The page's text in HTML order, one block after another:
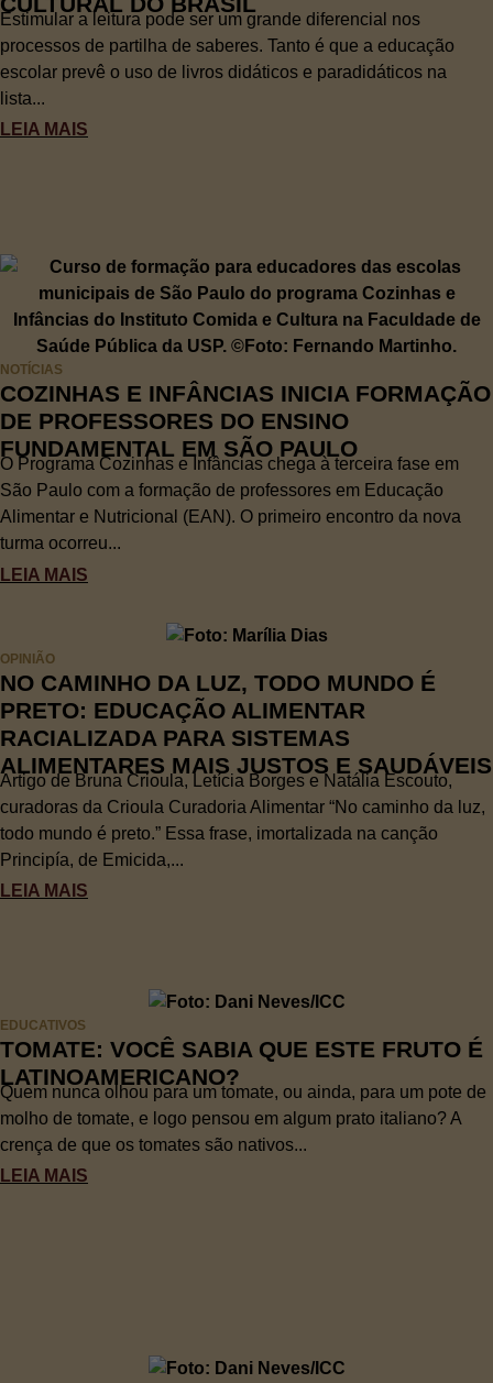
Estimular a leitura pode ser um grande diferencial nos
processos de partilha de saberes. Tanto é que a educação
escolar prevê o uso de livros didáticos e paradidáticos na
lista...
LEIA MAIS
NOTÍCIAS
COZINHAS E INFÂNCIAS INICIA FORMAÇÃO
DE PROFESSORES DO ENSINO
FUNDAMENTAL EM SÃO PAULO
O Programa Cozinhas e Infâncias chega à terceira fase em
São Paulo com a formação de professores em Educação
Alimentar e Nutricional (EAN). O primeiro encontro da nova
turma ocorreu...
LEIA MAIS
OPINIÃO
NO CAMINHO DA LUZ, TODO MUNDO É
PRETO: EDUCAÇÃO ALIMENTAR
RACIALIZADA PARA SISTEMAS
ALIMENTARES MAIS JUSTOS E SAUDÁVEIS
Artigo de Bruna Crioula, Letícia Borges e Natália Escouto,
curadoras da Crioula Curadoria Alimentar “No caminho da luz,
todo mundo é preto.” Essa frase, imortalizada na canção
Principía, de Emicida,...
LEIA MAIS
EDUCATIVOS
TOMATE: VOCÊ SABIA QUE ESTE FRUTO É
LATINOAMERICANO?
Quem nunca olhou para um tomate, ou ainda, para um pote de
molho de tomate, e logo pensou em algum prato italiano? A
crença de que os tomates são nativos...
LEIA MAIS